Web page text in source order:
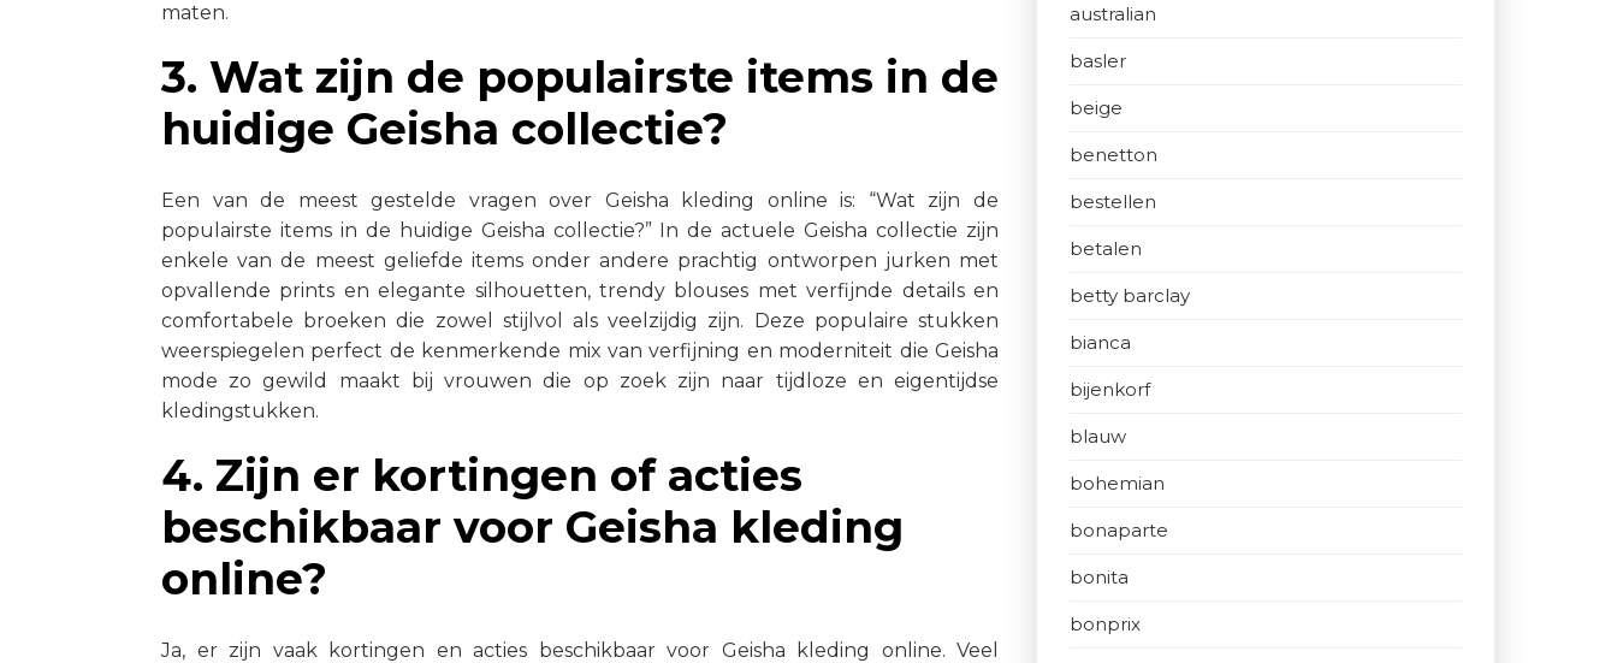
maten.
3. Wat zijn de populairste items in de
huidige Geisha collectie?
Een van de meest gestelde vragen over Geisha kleding online is: “Wat zijn de
populairste items in de huidige Geisha collectie?” In de actuele Geisha collectie zijn
enkele van de meest geliefde items onder andere prachtig ontworpen jurken met
opvallende prints en elegante silhouetten, trendy blouses met verfijnde details en
comfortabele broeken die zowel stijlvol als veelzijdig zijn. Deze populaire stukken
weerspiegelen perfect de kenmerkende mix van verfijning en moderniteit die Geisha
mode zo gewild maakt bij vrouwen die op zoek zijn naar tijdloze en eigentijdse
kledingstukken.
4. Zijn er kortingen of acties
beschikbaar voor Geisha kleding
online?
Ja, er zijn vaak kortingen en acties beschikbaar voor Geisha kleding online. Veel
australian
basler
beige
benetton
bestellen
betalen
betty barclay
bianca
bijenkorf
blauw
bohemian
bonaparte
bonita
bonprix